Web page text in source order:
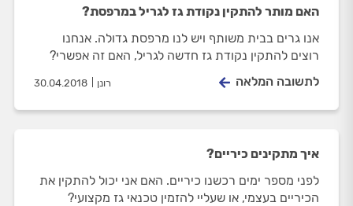
האם מותר להתקין נקודת גז לגריל במרפסת?
אנו גרים בבית משותף ויש לנו מרפסת גדולה. אנחנו
רוצים להתקין נקודת גז חדשה לגריל, האם זה אפשרי?
רונן 30.04.2018 לתשובה המלאה
איך מתקינים כיריים?
לפני מספר ימים רכשנו כיריים. האם אני יכול להתקין את
הכיריים בעצמי, או שעליי להזמין טכנאי גז מקצועי?